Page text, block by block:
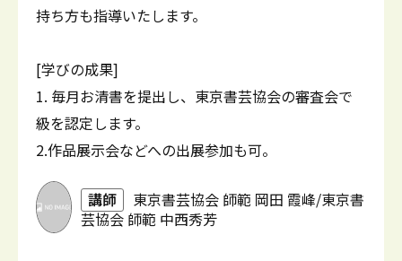
持ち方も指導いたします。
[学びの成果]
1. 毎月お清書を提出し、東京書芸協会の審査会で
級を認定します。
2.作品展示会などへの出展参加も可。
講師
東京書芸協会 師範 岡田 霞峰/東京書
芸協会 師範 中西秀芳